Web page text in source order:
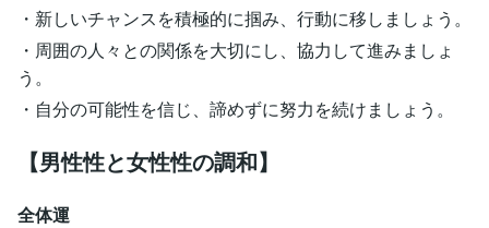
・新しいチャンスを積極的に掴み、行動に移しましょう。
・周囲の人々との関係を大切にし、協力して進みましょ
う。
・自分の可能性を信じ、諦めずに努力を続けましょう。
【男性性と女性性の調和】
全体運